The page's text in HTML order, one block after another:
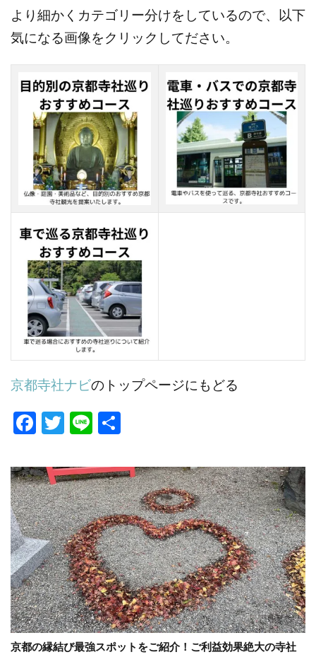
より細かくカテゴリー分けをしているので、以下
気になる画像をクリックしてださい。
京都寺社ナビのトップページにもどる
Fa
b
o
o
k
T
itt
er
Li
e
京都の縁結び最強スポットをご紹介！ご利益効果絶大の寺社